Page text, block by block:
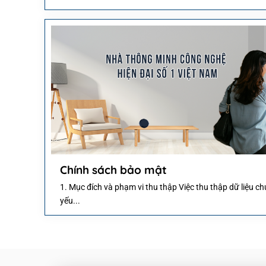
Chính sách bảo mật
1. Mục đích và phạm vi thu thập Việc thu thập dữ liệu
yếu...